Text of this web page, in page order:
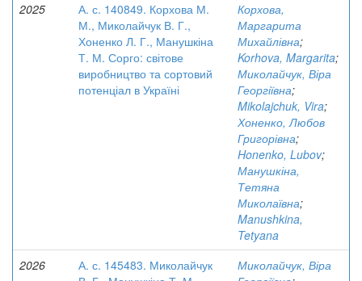
2025
А. с. 140849. Корхова М.
М., Миколайчук В. Г.,
Хоненко Л. Г., Манушкіна
Т. М. Сорго: світове
виробництво та сортовий
потенціал в Україні
Корхова,
Маргарита
Михайлівна;
Korhova, Margarita;
Миколайчук, Віра
Георгіївна;
Mikolajchuk, Vira;
Хоненко, Любов
Григорівна;
Honenko, Lubov;
Манушкіна,
Тетяна
Миколаївна;
Manushkina,
Tetyana
2026
А. с. 145483. Миколайчук
Миколайчук, Віра